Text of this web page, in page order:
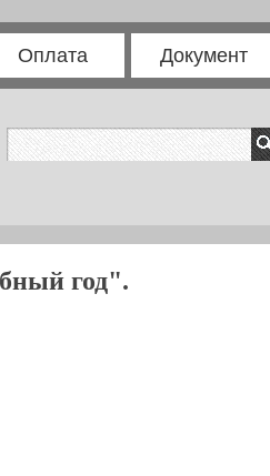
Оплата Документ
год".